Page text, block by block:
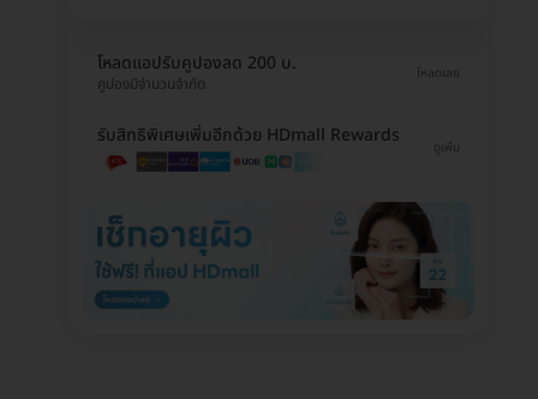
โหลดแอปรับคูปองลด 200 บ.
คูปองมีจำนวนจำกัด
โหลดเลย
รับสิทธิพิเศษเพิ่มอีกด้วย HDmall Rewards
ดูเพิ่ม